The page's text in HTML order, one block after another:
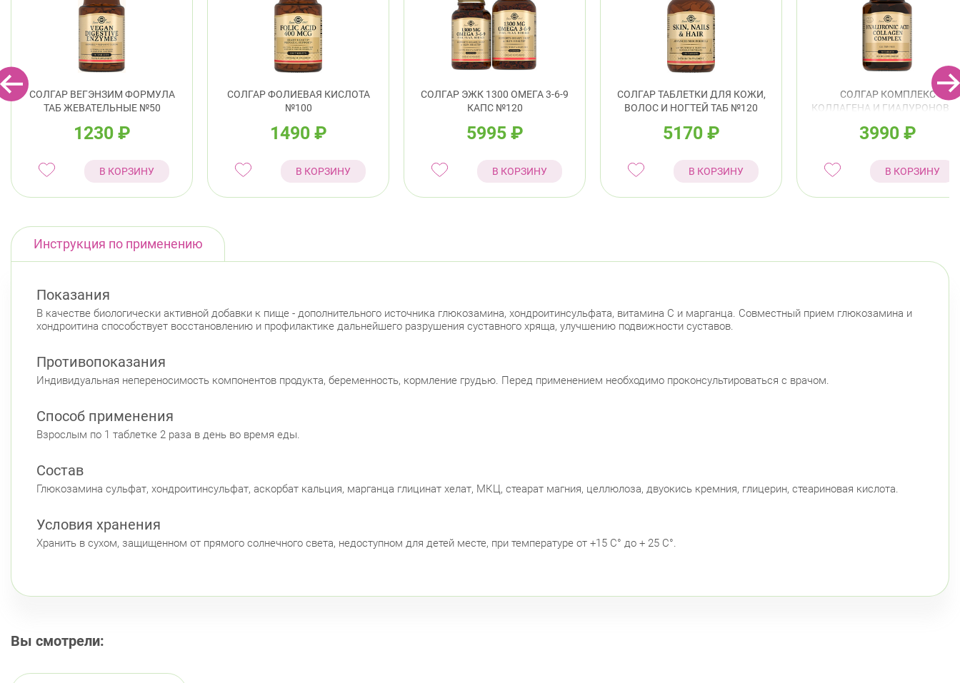
Приморский район
Савушкина ул., д.143
Беговая
пр. Королёва, д. 61
СОЛГАР ВЕГЭНЗИМ ФОРМУЛА
ТАБ ЖЕВАТЕЛЬНЫЕ №50
1230 ₽
В КОРЗИНУ
СОЛГАР ФОЛИЕВАЯ КИСЛОТА
№100
1490 ₽
В КОРЗИНУ
СОЛГАР ЭЖК 1300 ОМЕГА 3-6-9
КАПС №120
5995 ₽
В КОРЗИНУ
СОЛГАР ТАБЛЕТКИ ДЛЯ КОЖИ,
ВОЛОС И НОГТЕЙ ТАБ №120
5170 ₽
В КОРЗИНУ
СОЛГАР КОМПЛЕКС
КОЛЛАГЕНА И
3990 ₽
В КОРЗИНУ
Инструкция по применению
Показания
В качестве биологически активной добавки к пище - дополнительного источника глюкозамина, хондроитинсульфата, витамина С и марганца. Совместный прием глюкозамина и
хондроитина способствует восстановлению и профилактике дальнейшего разрушения суставного хряща, улучшению подвижности суставов.
Противопоказания
Индивидуальная непереносимость компонентов продукта, беременность, кормление грудью. Перед применением необходимо проконсультироваться с врачом.
Способ применения
Взрослым по 1 таблетке 2 раза в день во время еды.
Состав
Глюкозамина сульфат, хондроитинсульфат, аскорбат кальция, марганца глицинат хелат, МКЦ, стеарат магния, целлюлоза, двуокись кремния, глицерин, стеариновая кислота.
Условия хранения
Хранить в сухом, защищенном от прямого солнечного света, недоступном для детей месте, при температуре от +15 С° до + 25 С°.
Вы смотрели: